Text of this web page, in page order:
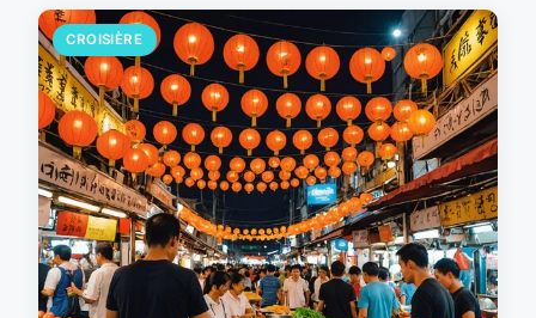
CROISIÈRE